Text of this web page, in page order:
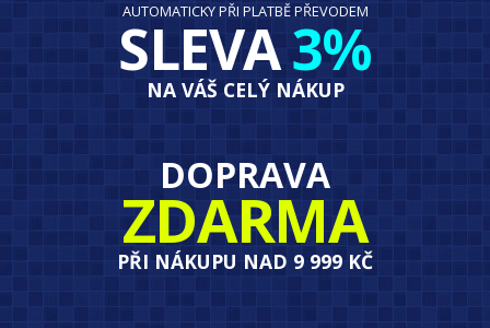
AUTOMATICKY PŘI PLATBĚ PŘEVODEM
SLEVA3%
NA VÁŠ CELÝ NÁKUP
DOPRAVA
ZDARMA
PŘI NÁKUPU NAD 9 999 KČ